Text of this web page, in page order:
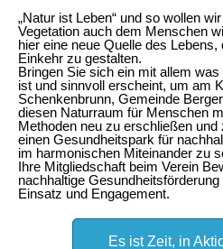
„Natur ist Leben“ und so wollen
Vegetation auch dem Menschen
hier eine neue Quelle des
Einkehr zu gestalten.
Bringen Sie sich ein mit allem
ist und sinnvoll erscheint, um am
Schenkenbrunn, Gemeinde
diesen Naturraum für Menschen
Methoden neu zu erschließen
einen Gesundheitspark für
im harmonischen Miteinander zu
Ihre Mitgliedschaft beim Verein
nachhaltige
Einsatz und Engagement.
Es ist Zeit, in